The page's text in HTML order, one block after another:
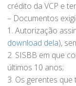
crédito da VCP e
– Documentos
1. Autorização
download dela),
2. SISBB em que
últimos 10 anos;
3. Os gerentes